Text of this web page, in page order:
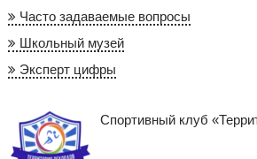
Часто задаваемые вопросы
Школьный музей
Эксперт цифры
Спортивный клуб